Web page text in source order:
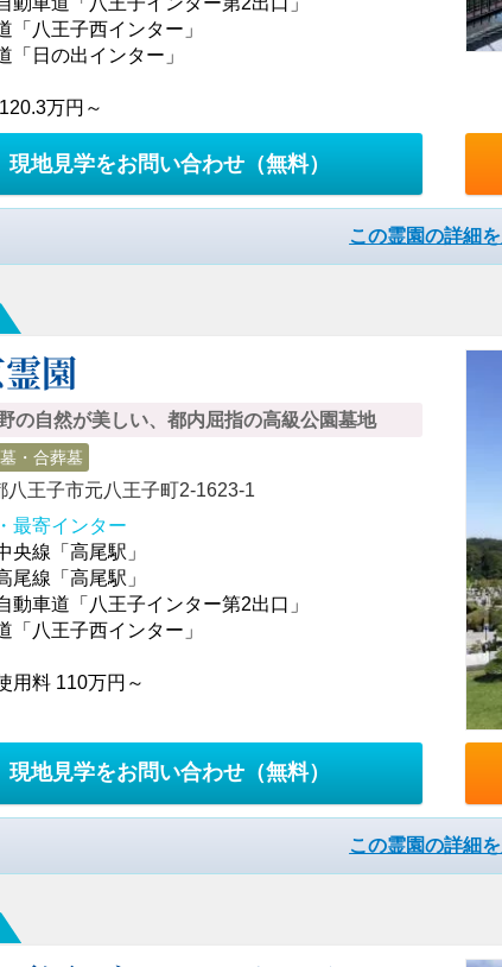
「八王子西インター」
「日の出インター」
万円～
現地見学をお問い合わせ （無料）
この霊園の詳細
園
の自然が美しい、都内屈指の高級公園墓地
・合葬墓
八王子市元八王子町2-1623-1
最寄インター
央線「高尾駅」
尾線「高尾駅」
動車道「八王子インター第2出口」
「八王子西インター」
用料 110万円～
現地見学をお問い合わせ （無料）
この霊園の詳細